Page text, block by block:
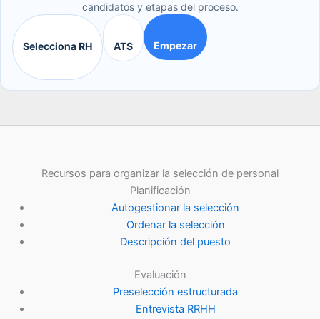
candidatos y etapas del proceso.
Selecciona RH ATS Empezar
Recursos para organizar la selección de personal
Planificación
Autogestionar la selección
Ordenar la selección
Descripción del puesto
Evaluación
Preselección estructurada
Entrevista RRHH